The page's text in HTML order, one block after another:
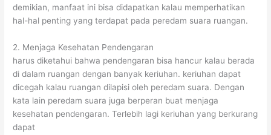
demikian, manfaat ini bisa didapatkan kalau memperhatikan
hal-hal penting yang terdapat pada peredam suara ruangan.
2. Menjaga Kesehatan Pendengaran
harus diketahui bahwa pendengaran bisa hancur kalau berada
di dalam ruangan dengan banyak keriuhan. keriuhan dapat
dicegah kalau ruangan dilapisi oleh peredam suara. Dengan
kata lain peredam suara juga berperan buat menjaga
kesehatan pendengaran. Terlebih lagi keriuhan yang berkurang
dapat